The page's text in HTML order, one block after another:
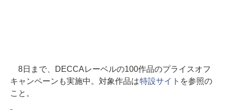
8日まで、DECCAレーベルの100作品のプライスオフ
キャンペーンも実施中。対象作品は特設サイト を参照の
こと。